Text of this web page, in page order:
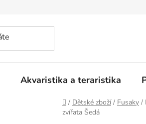
Akvaristika a teraristika
Domů
/ Dětské zboží / Fusaky /
zvířata Šedá